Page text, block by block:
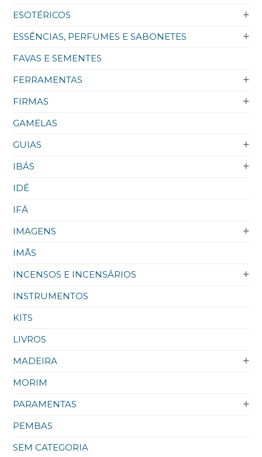
ESOTÉRICOS
ESSÊNCIAS, PERFUMES E SABONETES
FAVAS E SEMENTES
FERRAMENTAS
FIRMAS
GAMELAS
GUIAS
IBÁS
IDÉ
IFÁ
IMAGENS
IMÃS
INCENSOS E INCENSÁRIOS
INSTRUMENTOS
KITS
LIVROS
MADEIRA
MORIM
PARAMENTAS
PEMBAS
SEM CATEGORIA